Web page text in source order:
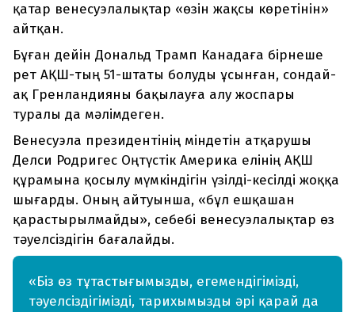
қатар венесуэлалықтар «өзін жақсы көретінін»
айтқан.
Бұған дейін Дональд Трамп Канадаға бірнеше
рет АҚШ-тың 51-штаты болуды ұсынған, сондай-
ақ Гренландияны бақылауға алу жоспары
туралы да мәлімдеген.
Венесуэла президентінің міндетін атқарушы
Делси Родригес Оңтүстік Америка елінің АҚШ
құрамына қосылу мүмкіндігін үзілді-кесілді жоққа
шығарды. Оның айтуынша, «бұл ешқашан
қарастырылмайды», себебі венесуэлалықтар өз
тәуелсіздігін бағалайды.
«Біз өз тұтастығымызды, егемендігімізді,
тәуелсіздігімізді, тарихымызды әрі қарай да